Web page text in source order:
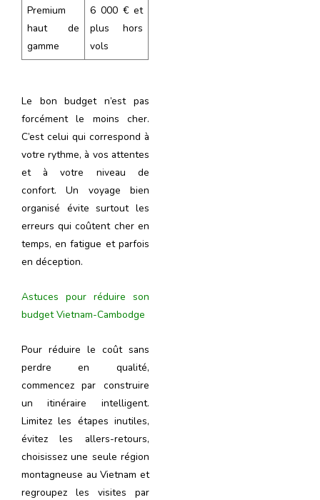
Premium
haut de
gamme
6 000 € et
plus hors
vols
Le bon budget n’est pas
forcément le moins cher.
C’est celui qui correspond à
votre rythme, à vos attentes
et à votre niveau de
confort. Un voyage bien
organisé évite surtout les
erreurs qui coûtent cher en
temps, en fatigue et parfois
en déception.
Astuces pour réduire son
budget Vietnam-Cambodge
Pour réduire le coût sans
perdre en qualité,
commencez par construire
un itinéraire intelligent.
Limitez les étapes inutiles,
évitez les allers-retours,
choisissez une seule région
montagneuse au Vietnam et
regroupez les visites par